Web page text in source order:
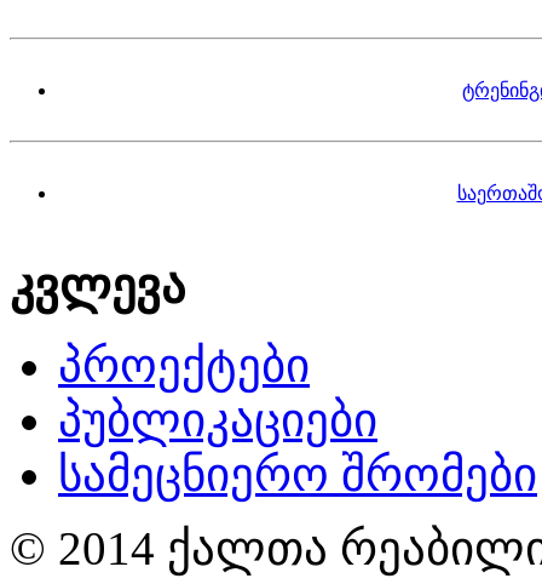
კვლევა
პროექტები
პუბლიკაციები
სამეცნიერო შრომები
© 2014 ქალთა